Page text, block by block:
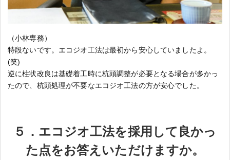
（小林専務）
特段ないです。エコジオ工法は最初から安心していましたよ。
(笑)
逆に柱状改良は基礎着工時に杭頭調整が必要となる場合が多かっ
たので、杭頭処理が不要なエコジオ工法の方が安心でした。
５．エコジオ工法を採用して良かっ
た点をお答えいただけますか。